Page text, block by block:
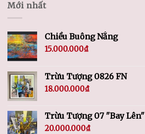
Mới nhất
Chiều Buông Nắng
15.000.000₫
Trừu Tượng 0826 FN
18.000.000₫
Trừu Tượng 07 "Bay Lên"
20.000.000₫